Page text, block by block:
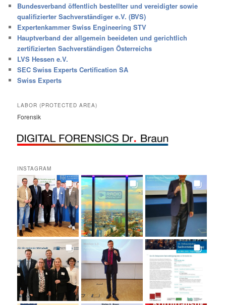
Bundesverband öffentlich bestellter und vereidigter sowie
qualifizierter Sachverständiger e.V. (BVS)
Expertenkammer Swiss Engineering STV
Hauptverband der allgemein beeideten und gerichtlich
zertifizierten Sachverständigen Österreichs
LVS Hessen e.V.
SEC Swiss Experts Certification SA
Swiss Experts
LABOR (PROTECTED AREA)
Forensik
INSTAGRAM